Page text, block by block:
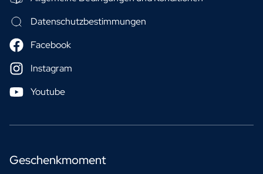
Datenschutzbestimmungen
Facebook
Instagram
Youtube
Geschenkmoment